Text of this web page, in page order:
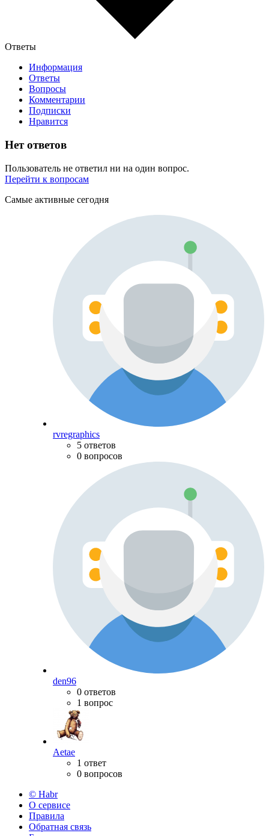
Ответы
Информация
Ответы
Вопросы
Комментарии
Подписки
Нравится
Нет ответов
Пользователь не ответил ни на один вопрос.
Перейти к вопросам
Самые активные сегодня
rvregraphics
5 ответов
0 вопросов
den96
0 ответов
1 вопрос
Aetae
1 ответ
0 вопросов
© Habr
О сервисе
Правила
Обратная связь